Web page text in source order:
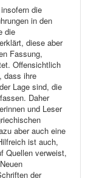
die
in den
die
diese aber
Fassung,
Offensichtlich
dass ihre
Lage sind, die
Daher
und Leser
aber auch eine
ist auch,
Quellen verweist,
der